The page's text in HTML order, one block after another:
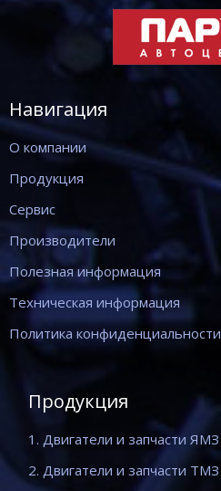
Навигация
О компании
Продукция
Сервис
Производители
Полезная информация
Техническая информация
Политика конфиденциальности
Продукция
1. Двигатели и запчасти ЯМЗ
2. Двигатели и запчасти ТМЗ